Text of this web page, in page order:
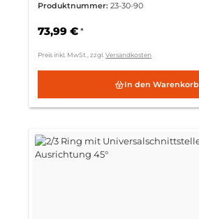
Produktnummer: 23-30-90
73,99 € *
Preis inkl. MwSt., zzgl.Versandkosten
In den Warenkorb